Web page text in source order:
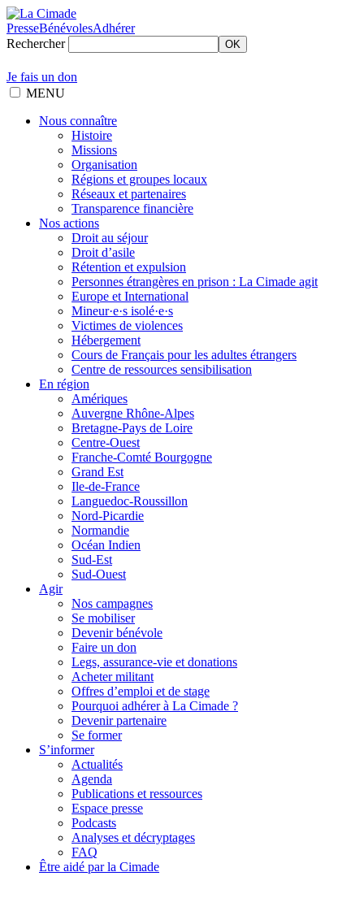
PresseBénévolesAdhérer
Rechercher
OK
Je fais un don
MENU
Nous connaître
Histoire
Missions
Organisation
Régions et groupes locaux
Réseaux et partenaires
Transparence financière
Nos actions
Droit au séjour
Droit d’asile
Rétention et expulsion
Personnes étrangères en prison : La Cimade agit
Europe et International
Mineur·e·s isolé·e·s
Victimes de violences
Hébergement
Cours de Français pour les adultes étrangers
Centre de ressources sensibilisation
En région
Amériques
Auvergne Rhône-Alpes
Bretagne-Pays de Loire
Centre-Ouest
Franche-Comté Bourgogne
Grand Est
Ile-de-France
Languedoc-Roussillon
Nord-Picardie
Normandie
Océan Indien
Sud-Est
Sud-Ouest
Agir
Nos campagnes
Se mobiliser
Devenir bénévole
Faire un don
Legs, assurance-vie et donations
Acheter militant
Offres d’emploi et de stage
Pourquoi adhérer à La Cimade ?
Devenir partenaire
Se former
S’informer
Actualités
Agenda
Publications et ressources
Espace presse
Podcasts
Analyses et décryptages
FAQ
Être aidé par la Cimade